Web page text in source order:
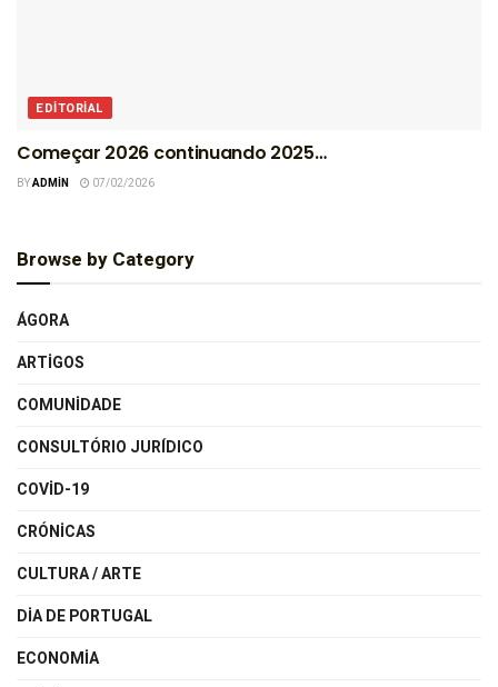
EDITORIAL
Começar 2026 continuando 2025…
BYADMIN 07/02/2026
Browse by Category
ÁGORA
ARTIGOS
COMUNIDADE
CONSULTÓRIO JURÍDICO
COVID-19
CRÓNICAS
CULTURA / ARTE
DIA DE PORTUGAL
ECONOMIA